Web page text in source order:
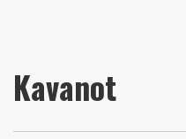
Kavanot